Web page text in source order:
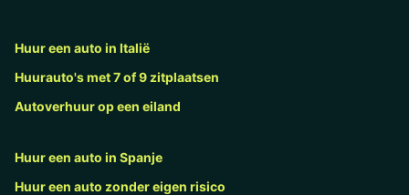
Huur een auto in Italië
Huurauto's met 7 of 9 zitplaatsen
Autoverhuur op een eiland
Huur een auto in Spanje
Huur een auto zonder eigen risico